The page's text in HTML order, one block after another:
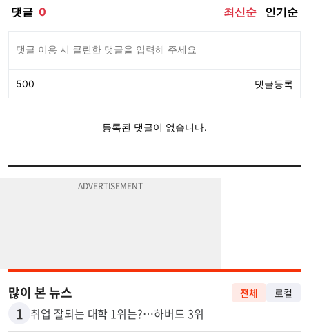
많이 본 뉴스 전체 로컬
1 취업 잘되는 대학 1위는?…하버드 3위